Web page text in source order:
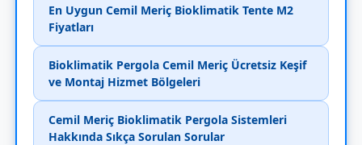
En Uygun Cemil Meriç Bioklimatik Tente M2
Fiyatları
Bioklimatik Pergola Cemil Meriç Ücretsiz Keşif
ve Montaj Hizmet Bölgeleri
Cemil Meriç Bioklimatik Pergola Sistemleri
Hakkında Sıkça Sorulan Sorular